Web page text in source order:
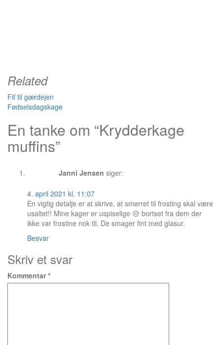
Related
Indlægsnavigation
Fif til gærdejen
Fødselsdagskage
En tanke om “Krydderkage
muffins”
Janni Jensen siger:
4. april 2021 kl. 11:07
En vigtig detalje er at skrive, at smørret til frosting skal være
usaltet!! Mine kager er uspiselige 😒 bortset fra dem der
ikke var frostine nok til. De smager fint med glasur.
Besvar
Skriv et svar
Kommentar*